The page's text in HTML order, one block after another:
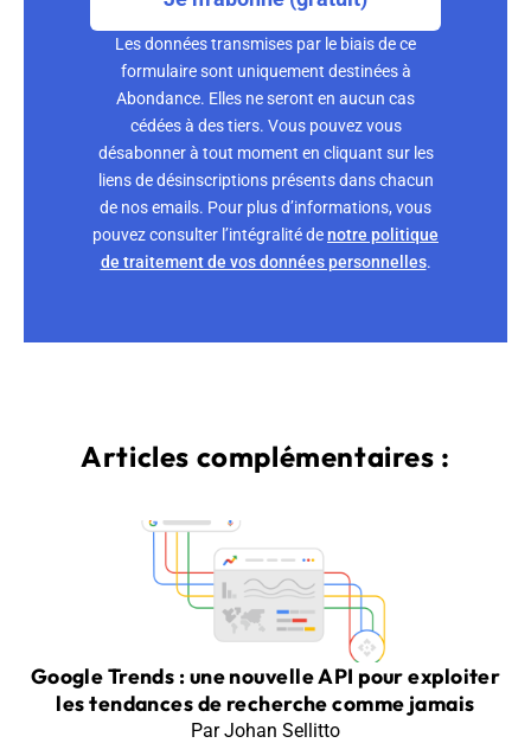
Les données transmises par le biais de ce
formulaire sont uniquement destinées à
Abondance. Elles ne seront en aucun cas
cédées à des tiers. Vous pouvez vous
désabonner à tout moment en cliquant sur les
liens de désinscriptions présents dans chacun
de nos emails. Pour plus d’informations, vous
pouvez consulter l’intégralité denotre politique
de traitement de vos données personnelles.
Articles complémentaires :
Google Trends : une nouvelle API pour exploiter
les tendances de recherche comme jamais
Par Johan Sellitto